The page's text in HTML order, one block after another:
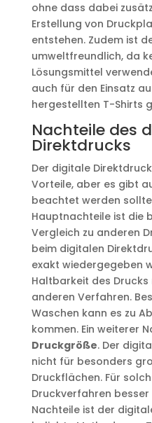
ohne dass dabei
Erstellung von
entstehen. Zudem ist
umweltfreundlich, da
Lösungsmittel
auch für den Einsatz
hergestellten T-Shirts
Nachteile des
Direktdrucks
Der digitale
Vorteile, aber es gibt
beachtet werden
Hauptnachteile ist die
Vergleich zu anderen
beim digitalen
exakt wiedergegeben
Haltbarkeit des
anderen Verfahren.
Waschen kann es zu
kommen. Ein weiterer
Druckgröße. Der
nicht für besonders
Druckflächen. Für
Druckverfahren
Nachteile ist der